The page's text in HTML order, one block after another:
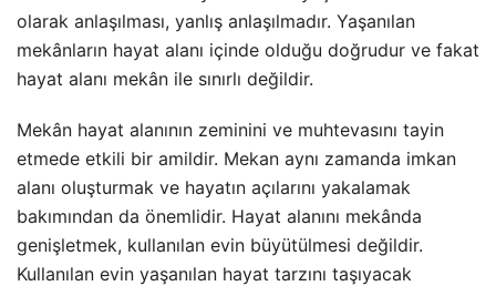
olarak anlaşılması, yanlış anlaşılmadır. Yaşanılan
mekânların hayat alanı içinde olduğu doğrudur ve fakat
hayat alanı mekân ile sınırlı değildir.
Mekân hayat alanının zeminini ve muhtevasını tayin
etmede etkili bir amildir. Mekan aynı zamanda imkan
alanı oluşturmak ve hayatın açılarını yakalamak
bakımından da önemlidir. Hayat alanını mekânda
genişletmek, kullanılan evin büyütülmesi değildir.
Kullanılan evin yaşanılan hayat tarzını taşıyacak